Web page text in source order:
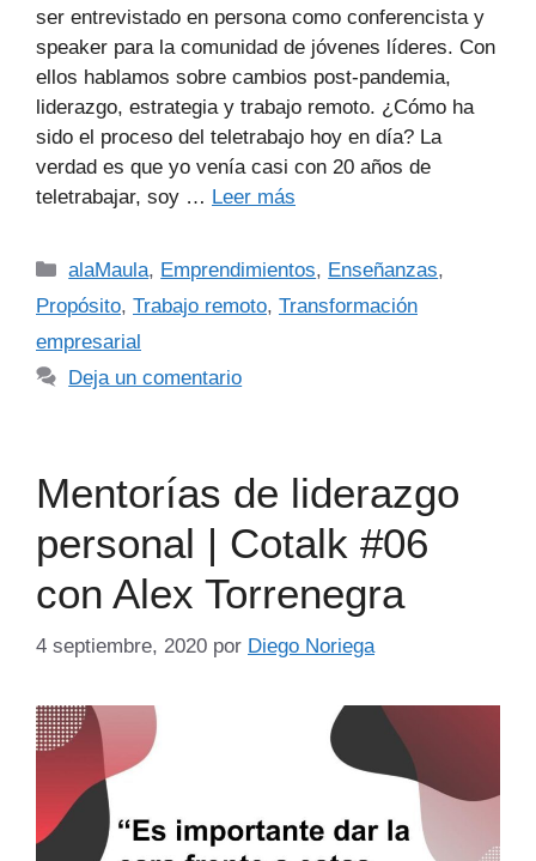
ser entrevistado en persona como conferencista y
speaker para la comunidad de jóvenes líderes. Con
ellos hablamos sobre cambios post-pandemia,
liderazgo, estrategia y trabajo remoto. ¿Cómo ha
sido el proceso del teletrabajo hoy en día? La
verdad es que yo venía casi con 20 años de
teletrabajar, soy … Leer más
alaMaula, Emprendimientos, Enseñanzas,
Propósito, Trabajo remoto, Transformación
empresarial
Deja un comentario
Mentorías de liderazgo
personal | Cotalk #06
con Alex Torrenegra
4 septiembre, 2020 por Diego Noriega